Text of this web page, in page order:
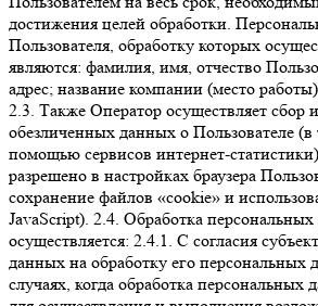
достижения целей обработки.
Пользователя, обработку которых
являются: фамилия, имя, отчество
адрес; название компании (место
2.3. Также Оператор осуществляет сбор
обезличенных данных о Пользователе (в
помощью сервисов интернет-
разрешено в настройках браузера
сохранение файлов «cookie» и
JavaScript). 2.4. Обработка
осуществляется: 2.4.1. С согласия
данных на обработку его персональных
случаях, когда обработка персональных